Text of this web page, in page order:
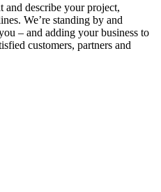
and describe your project,
We’re standing by and
– and adding your business to
customers, partners and